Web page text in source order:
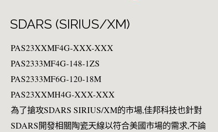
SDARS (SIRIUS/XM)
PAS23XXMF4G-XXX-XXX
PAS2333MF4G-148-1ZS
PAS2333MF6G-120-18M
PAS23XXMH4G-XXX-XXX
為了搶攻SDARS SIRIUS/XM的市場,佳邦科技也針對
SDARS開發相關陶瓷天線以符合美國市場的需求,不論